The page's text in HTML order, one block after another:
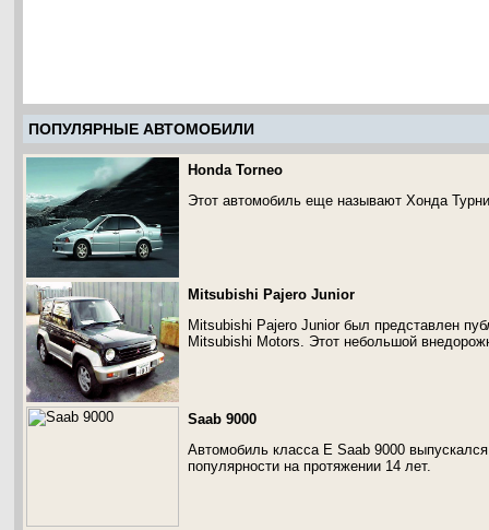
ПОПУЛЯРНЫЕ АВТОМОБИЛИ
Honda Torneo
Этот автомобиль еще называют Хонда
Mitsubishi Pajero Junior
Mitsubishi Pajero Junior был представлен
Mitsubishi Motors. Этот небольшой
Saab 9000
Автомобиль класса E Saab 9000
популярности на протяжении 14 лет.